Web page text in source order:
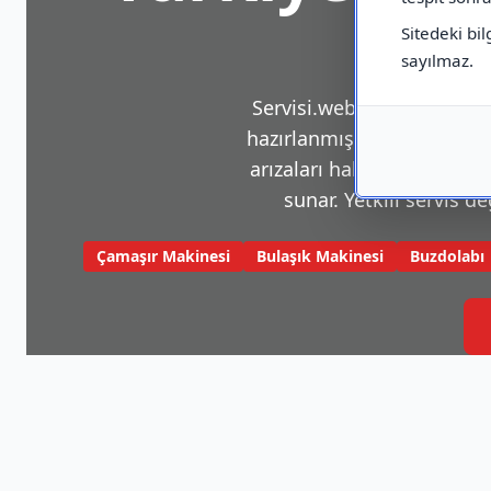
Sitedeki
sayılmaz.
Servisi.web.tr, beyaz
hazırlanmış bir
arızaları hakkında sık
sunar. Yetkili servis
Çamaşır Makinesi Bulaşık Makinesi Buzdolabı